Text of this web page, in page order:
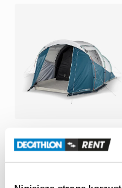
Családi kempingsátor -